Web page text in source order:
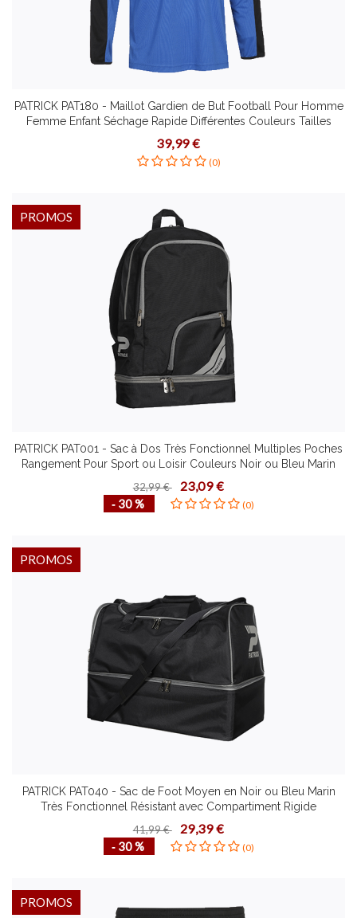
PATRICK PAT180 - Maillot Gardien de But Football Pour Homme
Femme Enfant Séchage Rapide Différentes Couleurs Tailles
Polyester
39,99 €
(0)
PATRICK PAT001 - Sac à Dos Très Fonctionnel Multiples Poches
Rangement Pour Sport ou Loisir Couleurs Noir ou Bleu Marin
32,99 €
23,09 €
‐ 30 % (0)
PROMOS
PATRICK PAT040 - Sac de Foot Moyen en Noir ou Bleu Marin
Très Fonctionnel Résistant avec Compartiment Rigide
Rangement Chaussures
41,99 € 29,39 €
‐ 30 % (0)
PROMOS
PROMOS